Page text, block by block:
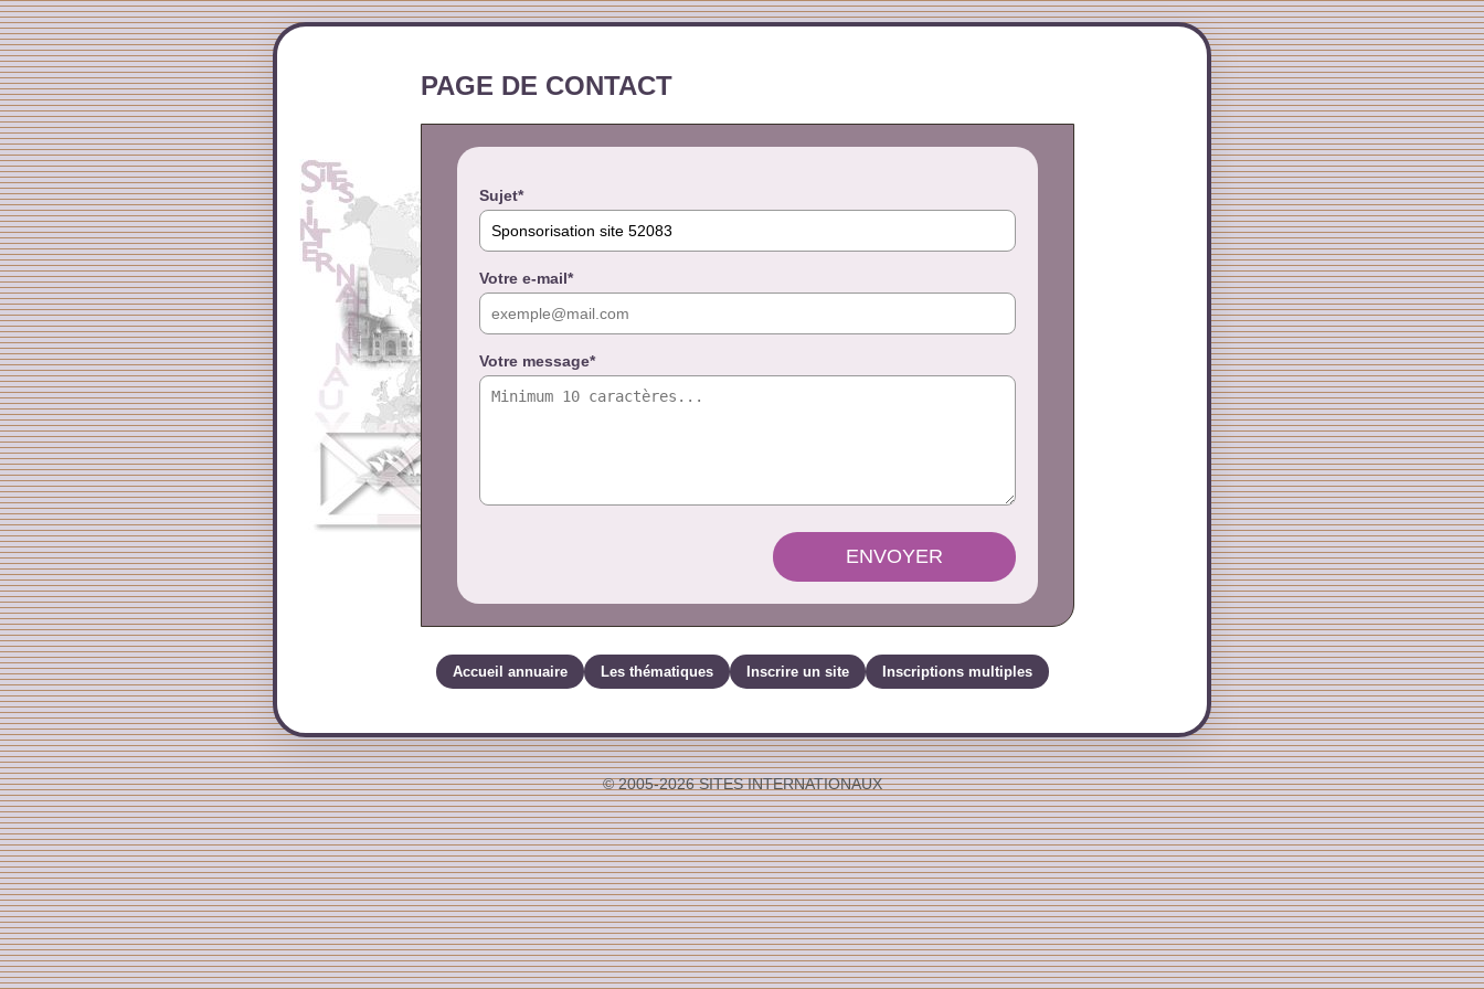
PAGE DE CONTACT
Sujet*
Votre e-mail*
Votre message*
ENVOYER
Accueil annuaire Les thématiques Inscrire un site Inscriptions multiples
© 2005-2026 SITES INTERNATIONAUX